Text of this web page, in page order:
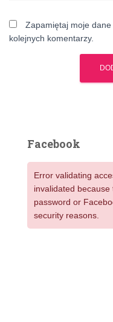
Zapamiętaj moje
kolejnych komentarzy.
Facebook
Error validating
invalidated
password or
security reasons.